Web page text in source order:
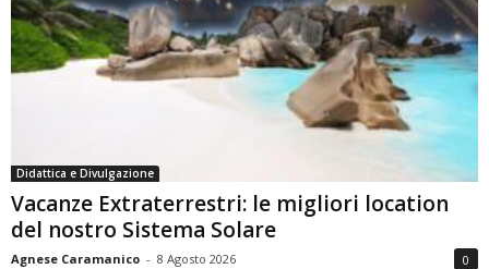
Didattica e Divulgazione
Vacanze Extraterrestri: le migliori location
del nostro Sistema Solare
Agnese Caramanico - 8 Agosto 2026 0